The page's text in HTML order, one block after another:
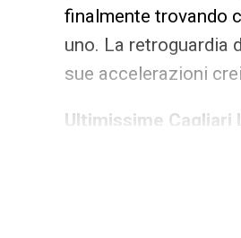
finalmente trovando
uno. La retroguardia
sue accelerazioni
Ultimissime Cagliari